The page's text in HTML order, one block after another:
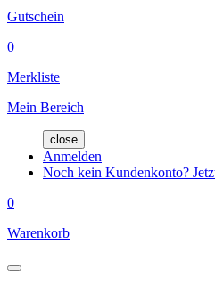
Gutschein
0
Merkliste
Mein Bereich
close
Anmelden
Noch kein Kundenkonto?
0
Warenkorb